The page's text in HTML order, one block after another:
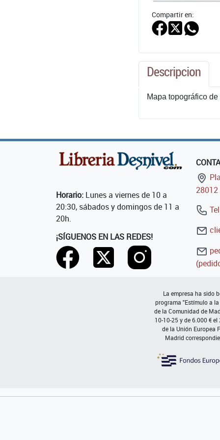
Compartir en:
Descripcion
Mapa topográfico
Horario: Lunes a viernes de 10 a
20:30, sábados y domingos de 11 a
20h.
¡SÍGUENOS EN LAS REDES!
La empresa ha sido
programa "Estímulo a
de la Comunidad de
10-10-25 y de 6.000 €
de la Unión Europea
Madrid